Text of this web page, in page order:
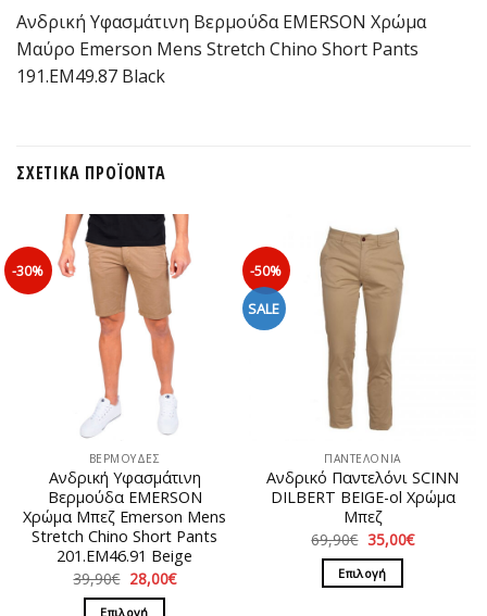
Ανδρική Υφασμάτινη Βερμούδα EMERSON Χρώμα
Μαύρο Emerson Mens Stretch Chino Short Pants
191.EM49.87 Black
ΣΧΕΤΙΚΆ ΠΡΟΪΌΝΤΑ
-30%
ΒΕΡΜΟΥΔΕΣ
Ανδρική Υφασμάτινη
Βερμούδα EMERSON
Χρώμα Μπεζ Emerson Mens
Stretch Chino Short Pants
201.EM46.91 Beige
39,90€ Original
price
was:
28,00€Η
Επιλογή
-50%
SALE
ΠΑΝΤΕΛΟΝΙΑ
Ανδρικό Παντελόνι SCINN
DILBERT BEIGE-ol Χρώμα
Μπεζ
69,90€ Original
price
was:
69,90€.
35,00€Η
Επιλογή